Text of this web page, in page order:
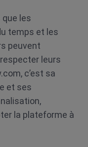
les
temps et les
peuvent
leurs
c’est sa
et ses
la plateforme à